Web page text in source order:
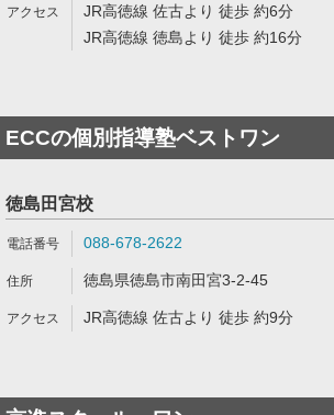
JR高徳線 佐古より 徒歩 約6分
JR高徳線 徳島より 徒歩 約16分
ECCの個別指導塾ベストワン
徳島田宮校
088-678-2622
徳島県徳島市南田宮3-2-45
JR高徳線 佐古より 徒歩 約9分